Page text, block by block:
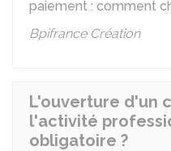
paiement : comment
Bpifrance Création
L'ouverture d'un
l'activité
obligatoire ?